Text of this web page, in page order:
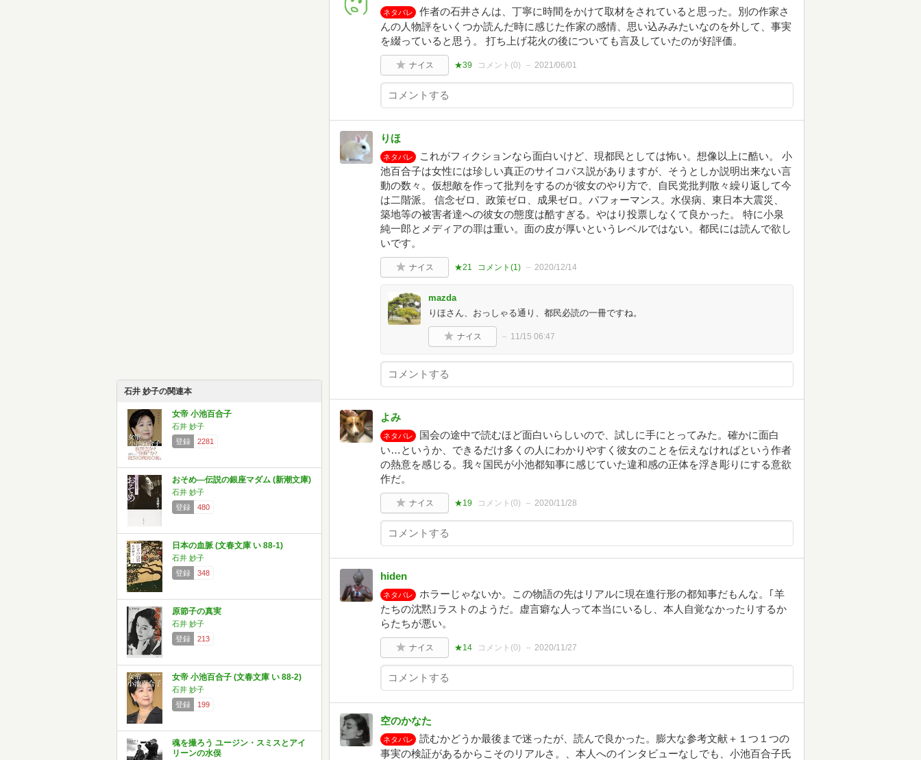
石井 妙子の関連本
女帝 小池百合子
石井 妙子
登録
2281
おそめ―伝説の銀座マダム (新潮文庫)
石井 妙子
登録
480
日本の血脈 (文春文庫 い 88-1)
石井 妙子
登録
348
原節子の真実
石井 妙子
登録
213
女帝 小池百合子 (文春文庫 い 88-2)
石井 妙子
登録
199
魂を撮ろう ユージン・スミスとアイ
リーンの水俣
ネタバレ
作者の石井さんは、丁寧に時間をかけて取材をされていると思った。別の作家さ
んの人物評をいくつか読んだ時に感じた作家の感情、思い込みみたいなのを外して、事実
を綴っていると思う。 打ち上げ花火の後についても言及していたのが好評価。
ナイス ★39 コメント(0) 2021/06/01
りほ
ネタバレ
これがフィクションなら面白いけど、現都民としては怖い。想像以上に酷い。 小
池百合子は女性には珍しい真正のサイコパス説がありますが、そうとしか説明出来ない言
動の数々。仮想敵を作って批判をするのが彼女のやり方で、自民党批判散々繰り返して今
は二階派。 信念ゼロ、政策ゼロ、成果ゼロ。パフォーマンス。水俣病、東日本大震災、
築地等の被害者達への彼女の態度は酷すぎる。やはり投票しなくて良かった。 特に小泉
純一郎とメディアの罪は重い。面の皮が厚いというレベルではない。都民には読んで欲し
いです。
ナイス ★21 コメント(1) 2020/12/14
mazda
りほさん、おっしゃる通り、都民必読の一冊ですね。
ナイス 11/15 06:47
よみ
ネタバレ
国会の途中で読むほど面白いらしいので、試しに手にとってみた。確かに面白
い…というか、できるだけ多くの人にわかりやすく彼女のことを伝えなければという作者
の熱意を感じる。我々国民が小池都知事に感じていた違和感の正体を浮き彫りにする意欲
作だ。
ナイス ★19 コメント(0) 2020/11/28
hiden
ネタバレ
ホラーじゃないか。この物語の先はリアルに現在進行形の都知事だもんな。｢羊
たちの沈黙｣ラストのようだ。虚言癖な人って本当にいるし、本人自覚なかったりするか
らたちが悪い。
ナイス ★14 コメント(0) 2020/11/27
空のかなた
ネタバレ
読むかどうか最後まで迷ったが、読んで良かった。膨大な参考文献＋１つ１つの
事実の検証があるからこそのリアルさ。、本人へのインタビューなしでも、小池百合子氏